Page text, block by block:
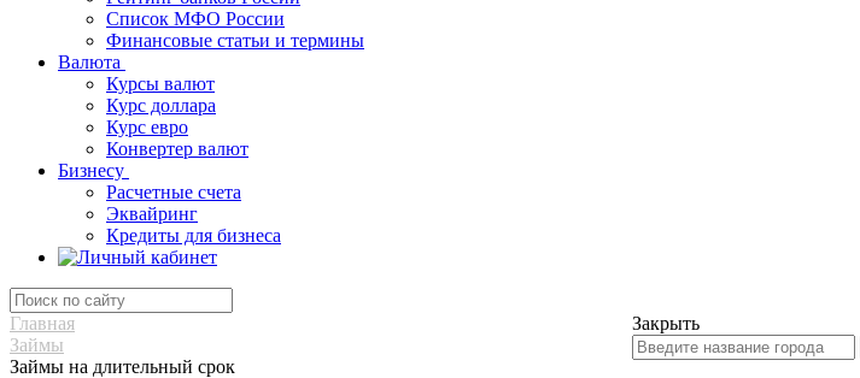
Список МФО России
Финансовые статьи и термины
Валюта
Курсы валют
Курс доллара
Курс евро
Конвертер валют
Бизнесу
Расчетные счета
Эквайринг
Кредиты для бизнеса
Закрыть
Главная
Займы
Займы на длительный срок